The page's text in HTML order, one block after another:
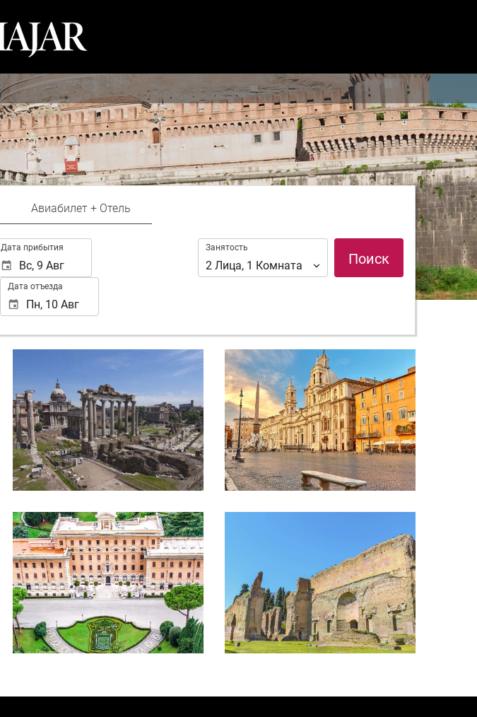
Авиабилет + Отель
Дата прибытия
Дата отъезда
Занятость
Занятость
2 Лица, 1 Комната Поиск